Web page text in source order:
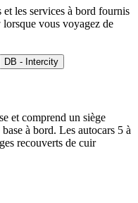
les services à bord fournis
vous voyagez de
DB - Intercity
et comprend un siège
à bord. Les autocars 5 à
recouverts de cuir